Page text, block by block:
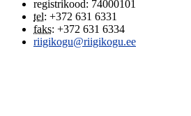
registrikood: 74000101
tel: +372 631 6331
faks: +372 631 6334
riigikogu@riigikogu.ee